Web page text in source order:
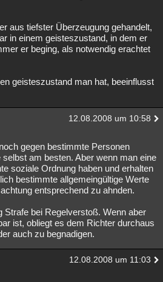
aus tiefster Überzeugung gehandelt,
in einem geisteszustand, in dem er
er beging, als notwendig erachtet
geisteszustand man hat, beeinflusst
12.08.2008 um 10:58
gegen bestimmte Personen
am besten. Aber wenn man eine
soziale Ordnung haben und erhalten
bestimmte allgemeingültige Werte
entsprechend zu ahnden.
Strafe bei Regelverstoß. Wenn aber
ist, obliegt es dem Richter durchaus
auch zu begnadigen.
12.08.2008 um 11:03